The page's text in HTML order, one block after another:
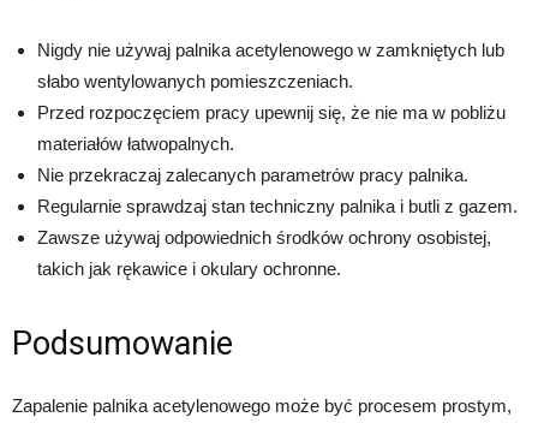
Nigdy nie używaj palnika acetylenowego w zamkniętych lub
słabo wentylowanych pomieszczeniach.
Przed rozpoczęciem pracy upewnij się, że nie ma w pobliżu
materiałów łatwopalnych.
Nie przekraczaj zalecanych parametrów pracy palnika.
Regularnie sprawdzaj stan techniczny palnika i butli z gazem.
Zawsze używaj odpowiednich środków ochrony osobistej,
takich jak rękawice i okulary ochronne.
Podsumowanie
Zapalenie palnika acetylenowego może być procesem prostym,